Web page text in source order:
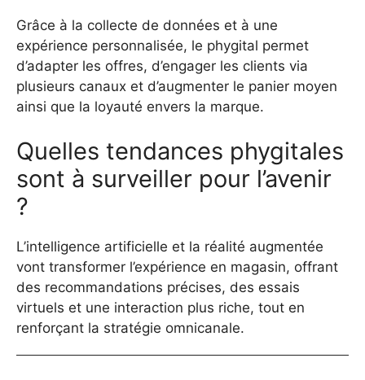
Grâce à la collecte de données et à une
expérience personnalisée, le phygital permet
d’adapter les offres, d’engager les clients via
plusieurs canaux et d’augmenter le panier moyen
ainsi que la loyauté envers la marque.
Quelles tendances phygitales
sont à surveiller pour l’avenir
?
L’intelligence artificielle et la réalité augmentée
vont transformer l’expérience en magasin, offrant
des recommandations précises, des essais
virtuels et une interaction plus riche, tout en
renforçant la stratégie omnicanale.